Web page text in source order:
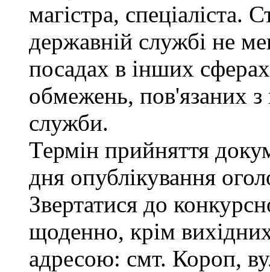
магістра, спеціаліста.
державній службі не
посадах в інших
обмежень, пов'язаних
служби.
Термін прийняття
дня опублікування
Звертатися до
щоденно, крім
адресою: смт. Короп,